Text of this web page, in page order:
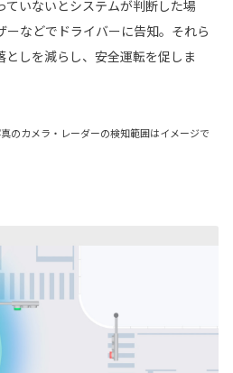
いないとシステムが判断した場
などでドライバーに告知。それら
としを減らし、安全運転を促しま
カメラ・レーダーの検知範囲はイメージで